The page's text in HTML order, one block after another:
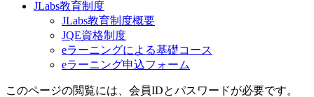
JLabs教育制度
JLabs教育制度概要
JQE資格制度
eラーニングによる基礎コース
eラーニング申込フォーム
このページの閲覧には、会員IDとパスワードが必要です。